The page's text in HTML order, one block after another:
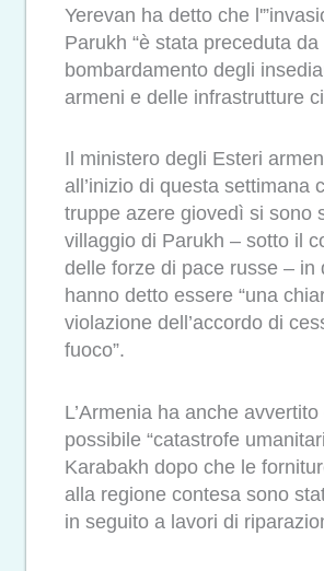
Yerevan ha detto che
Parukh “è stata preceduta
bombardamento degli
armeni e delle infrastrutture
Il ministero degli Esteri
all’inizio di questa settimana
truppe azere giovedì si sono
villaggio di Parukh – sotto il
delle forze di pace russe – in
hanno detto essere “una
violazione dell’accordo di
fuoco”.
L’Armenia ha anche avvertito
possibile “catastrofe
Karabakh dopo che le
alla regione contesa sono
in seguito a lavori di